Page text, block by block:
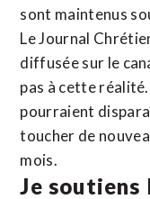
sont maintenus
Le Journal
diffusée sur le
pas à cette
pourraient
toucher de
mois.
Je soutiens